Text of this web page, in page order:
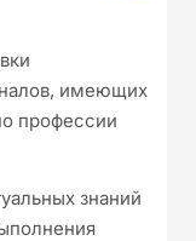
имеющих
профессии
знаний